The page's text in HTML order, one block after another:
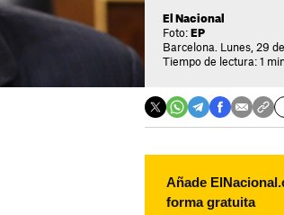
El Nacional
Foto: EP
Barcelona. Lunes, 29
Tiempo de lectura: 1
Añade
forma gratuita